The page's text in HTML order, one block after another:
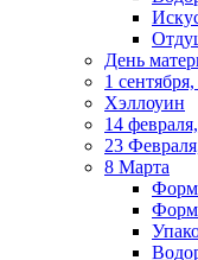
День
1
Хэллоуин
14
23
8 Марта